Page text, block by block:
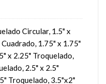
Circular, 1.5" x
1.75" x 1.75"
x 2.25" Troquelado,
2.5" x 2.5"
Troquelado, 3.5"x2"